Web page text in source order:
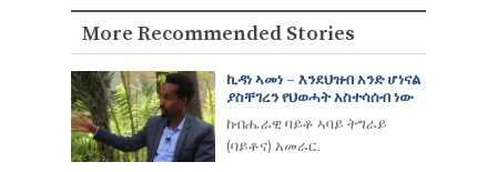
More Recommended Stories
ኪዳነ ኣመነ – እንደህዝብ አንድ ሆነናል
ያስቸገረን የህወሓት አስተሳሰብ ነው
ከብሔራዊ ባይቶ ኣባይ ትግራይ
(ባይቶና) አመራር.